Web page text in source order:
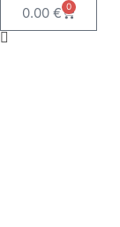
0.00 € 0